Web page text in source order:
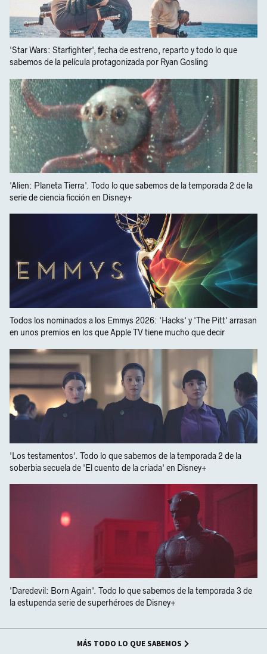
'Star Wars: Starfighter', fecha de estreno, reparto y todo lo que
sabemos de la película protagonizada por Ryan Gosling
'Alien: Planeta Tierra'. Todo lo que sabemos de la temporada 2 de la
serie de ciencia ficción en Disney+
Todos los nominados a los Emmys 2026: 'Hacks' y 'The Pitt' arrasan
en unos premios en los que Apple TV tiene mucho que decir
'Los testamentos'. Todo lo que sabemos de la temporada 2 de la
soberbia secuela de 'El cuento de la criada' en Disney+
'Daredevil: Born Again'. Todo lo que sabemos de la temporada 3 de
la estupenda serie de superhéroes de Disney+
MÁS TODO LO QUE SABEMOS